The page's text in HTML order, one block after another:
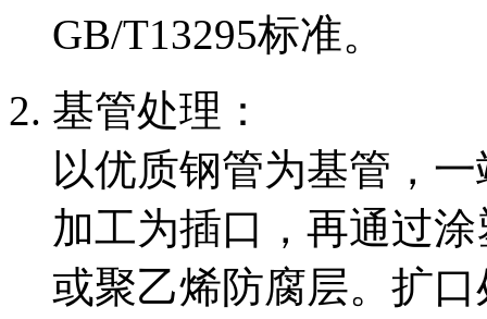
GB/T13295标准。
基管处理：
以优质钢管为基管，
加工为插口，再通过
或聚乙烯防腐层。扩